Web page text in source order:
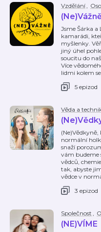
Vzdělání,
Jsme Šárka
kamarádi,
myšlenky.
jiný úhel
soucitu do
Více
lidmi kolem
5 epizod
Věda a
normální
snaží
vám budeme
vědců,
tak, abyste
vědce v
3 epizod
Společnost ,
(NE)VÍME